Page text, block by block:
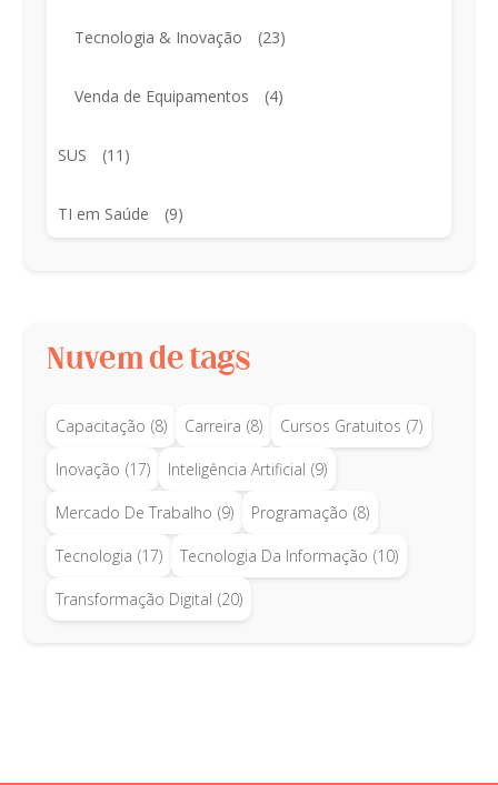
Tecnologia & Inovação (23)
Venda de Equipamentos (4)
SUS (11)
TI em Saúde (9)
Nuvem de tags
Capacitação (8) Carreira (8) Cursos Gratuitos (7)
Inovação (17) Inteligência Artificial (9)
Mercado De Trabalho (9) Programação (8)
Tecnologia (17) Tecnologia Da Informação (10)
Transformação Digital (20)